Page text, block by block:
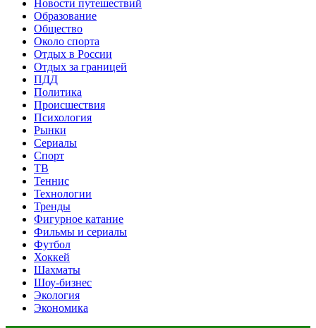
Новости путешествий
Образование
Общество
Около спорта
Отдых в России
Отдых за границей
ПДД
Политика
Происшествия
Психология
Рынки
Сериалы
Спорт
ТВ
Теннис
Технологии
Тренды
Фигурное катание
Фильмы и сериалы
Футбол
Хоккей
Шахматы
Шоу-бизнес
Экология
Экономика